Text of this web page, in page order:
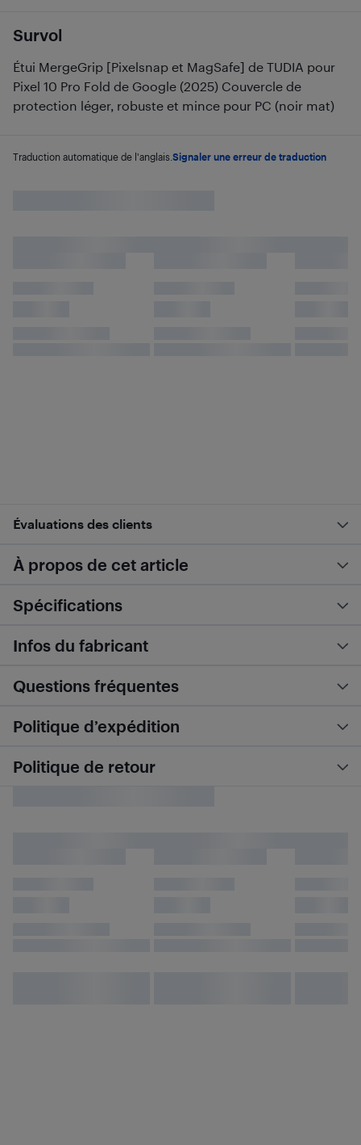
Survol
Étui MergeGrip [Pixelsnap et MagSafe] de TUDIA pour
Pixel 10 Pro Fold de Google (2025) Couvercle de
protection léger, robuste et mince pour PC (noir mat)
Traduction automatique de l'anglais. Signaler une erreur de traduction
Évaluations des clients
À propos de cet article
Spécifications
Infos du fabricant
Questions fréquentes
Politique d’expédition
Politique de retour